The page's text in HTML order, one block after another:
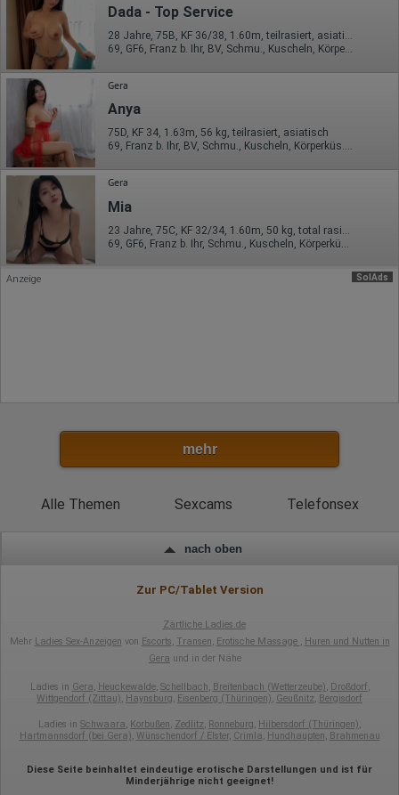
Erhobene Daten:
Datum und Uhrzeit des Besuchs
Gerätetyp
Geografischer Standort
IP-Adresse
Mausbewegungen
Besuchte Seiten
Referrer URL
Bildschirmauflösung
Eindeutige Gerätekennung
Sprachinformationen
Gerätebestriebssystem
Browser-Typ
Klicks
Domain-Name
Eindeutige Benutzerkennung
Antworten auf Umfragen
Ort der Verarbeitung:
Dada - Top Service
28 Jahre, 75B, KF 36/38, 1.60m, teilrasiert, asiatisch
69, GF6, Franz b. Ihr, BV, Schmu., Kuscheln, Körperküs., DSa
Gera
Anya
75D, KF 34, 1.63m, 56 kg, teilrasiert, asiatisch
69, Franz b. Ihr, BV, Schmu., Kuscheln, Körperküs., EL, Mast.
Gera
Mia
SolAds
Anzeige
mehr
Alle Themen Sexcams Telefonsex
nach oben
Zur PC/Tablet Version
Zärtliche Ladies.de
Mehr Ladies Sex-Anzeigen von Escorts, Transen, Erotische Massage , Huren und Nutten in
Gera und in der Nähe
Ladies in Gera Heuckewalde, Schellbach Breitenbach (Wetterzeube) Droßdorf
Wittgendorf (Zittau) Haynsburg Eisenberg (Thüringen) Geußnitz Bergisdorf
Ladies in Schwaara Korbußen Zedlitz Ronneburg Hilbersdorf (Thüringen)
Hartmannsdorf (bei Gera) Wünschendorf / Elster, Crimla Hundhaupten Brahmenau
Diese Seite beinhaltet eindeutige erotische Darstellungen und ist für
Minderjährige nicht geeignet!